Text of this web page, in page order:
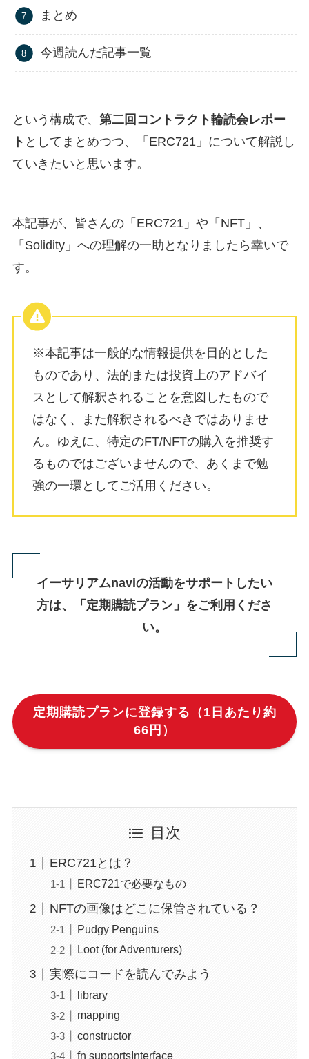
まとめ
今週読んだ記事一覧
という構成で、 第二回コントラクト輪読会レポー
ト としてまとめつつ、「ERC721」について解説し
ていきたいと思います。
本記事が、皆さんの「ERC721」や「NFT」、
「Solidity」への理解の一助となりましたら幸いで
す。
※本記事は一般的な情報提供を目的とした
ものであり、法的または投資上のアドバイ
スとして解釈されることを意図したもので
はなく、また解釈されるべきではありませ
ん。ゆえに、特定のFT/NFTの購入を推奨す
るものではございませんので、あくまで勉
強の一環としてご活用ください。
イーサリアムnaviの活動をサポートしたい
方は、「定期購読プラン」をご利用くださ
い。
定期購読プランに登録する（1日あたり約
66円）
目次
ERC721とは？
ERC721で必要なもの
NFTの画像はどこに保管されている？
Pudgy Penguins
Loot (for Adventurers)
実際にコードを読んでみよう
library
mapping
constructor
fn supportsInterface